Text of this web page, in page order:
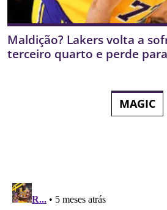
Maldição? Lakers volta a
terceiro quarto e perde
MAGIC